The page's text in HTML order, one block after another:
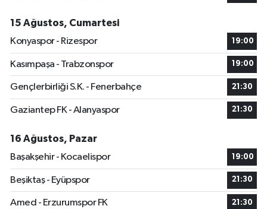
15 Ağustos, Cumartesi
Konyaspor - Rizespor
19:00
Kasımpaşa - Trabzonspor 19:00
Gençlerbirliği S.K. - Fenerbahçe 21:30
Gaziantep FK - Alanyaspor 21:30
16 Ağustos, Pazar
Başakşehir - Kocaelispor
19:00
Beşiktaş - Eyüpspor 21:30
Amed - Erzurumspor FK 21:30